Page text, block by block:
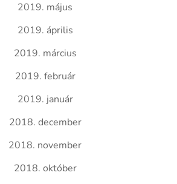
2019. május
2019. április
2019. március
2019. február
2019. január
2018. december
2018. november
2018. október